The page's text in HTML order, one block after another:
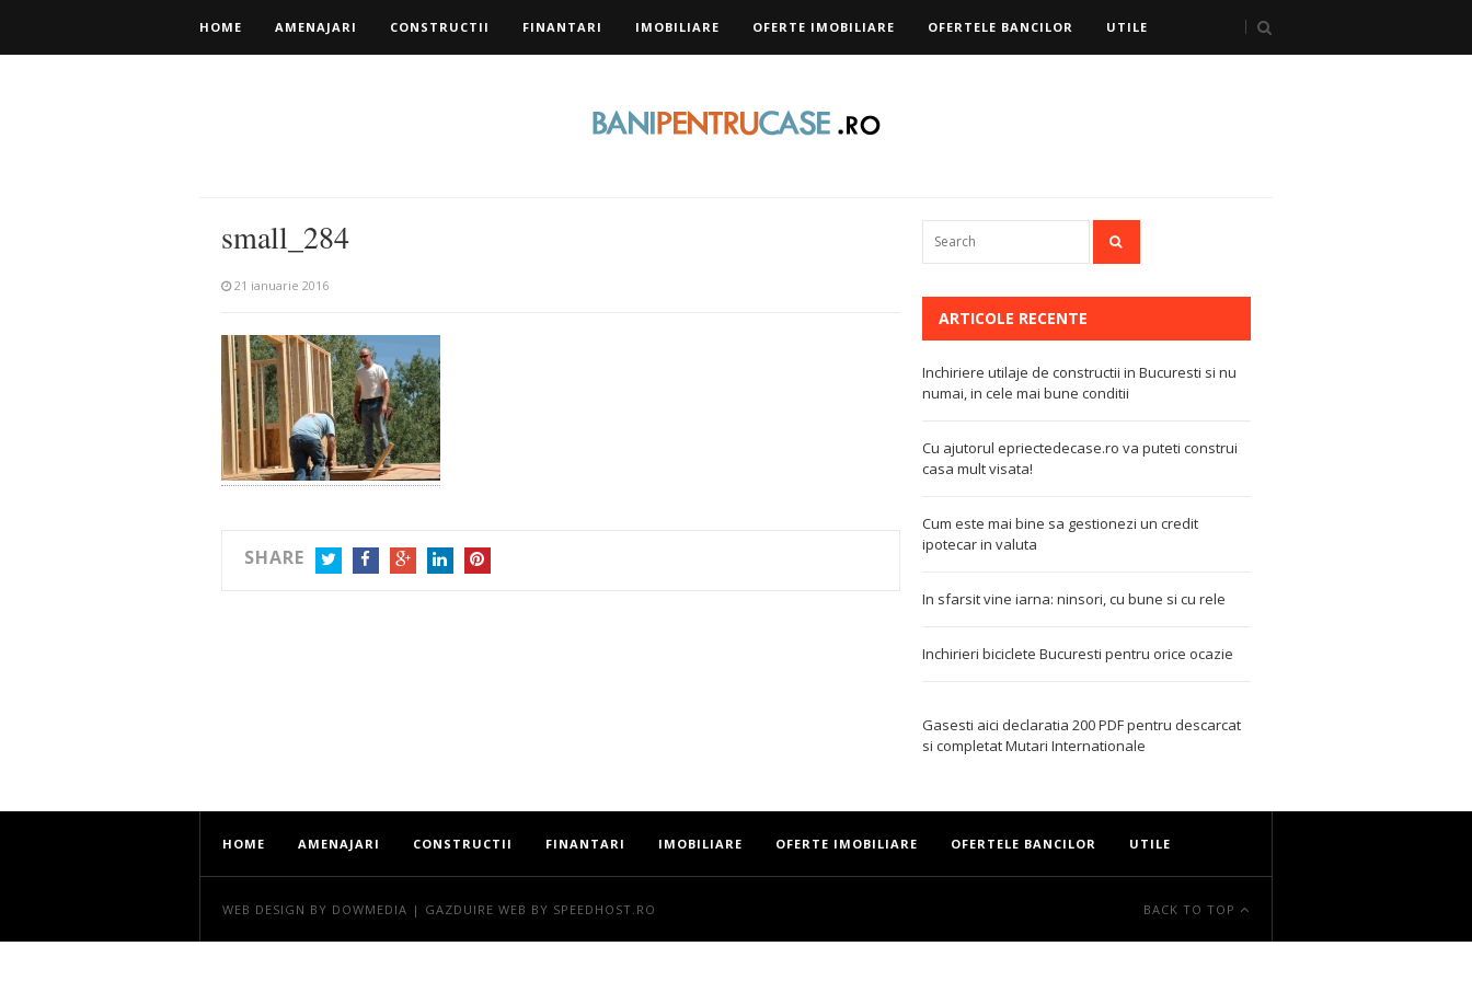
HOME AMENAJARI CONSTRUCTII FINANTARI IMOBILIARE OFERTE IMOBILIARE OFERTELE BANCILOR UTILE
small_284
21 ianuarie 2016
SHARE
ARTICOLE RECENTE
Inchiriere utilaje de constructii in Bucuresti si nu
numai, in cele mai bune conditii
Cu ajutorul epriectedecase.ro va puteti construi
casa mult visata!
Cum este mai bine sa gestionezi un credit
ipotecar in valuta
In sfarsit vine iarna: ninsori, cu bune si cu rele
Inchirieri biciclete Bucuresti pentru orice ocazie
Gasesti aici declaratia 200 PDFpentru descarcat
si completatMutari Internationale
HOME AMENAJARI CONSTRUCTII FINANTARI IMOBILIARE OFERTE IMOBILIARE OFERTELE BANCILOR UTILE
WEB DESIGN BY DOWMEDIA | GAZDUIRE WEB BY SPEEDHOST.RO BACK TO TOP